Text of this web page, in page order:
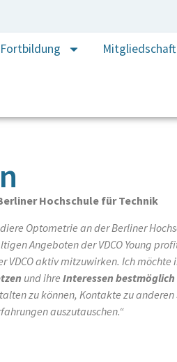
Fortbildung Mitgliedschaft
Hochschule für Technik
Optometrie an der Berliner
Angeboten der VDCO Young
VDCO aktiv mitzuwirken. Ich
und ihre Interessen
zu können, Kontakte zu
auszutauschen.“